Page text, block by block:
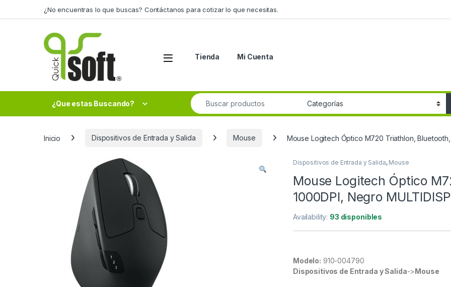
¿No encuentras lo que buscas? Contáctanos para cotizar lo que necesitas.
Tienda Mi Cuenta
¿Que estas Buscando?
Search for:
Inicio Dispositivos de Entrada y Salida Mouse Mouse Logitech Óptico M720 Triathlon, Bluetooth,
Dispositivos de Entrada y Salida, Mouse
Mouse Logitech Óptico
1000DPI, Negro
Availability: 93 disponibles
Modelo: 910-004790
Dispositivos de Entrada y Salida->Mouse